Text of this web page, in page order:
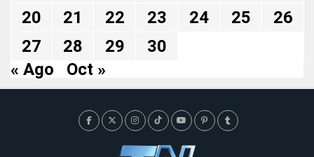
20
21 22 23 24 25
26
27
28 29
30
« Ago
Oct »